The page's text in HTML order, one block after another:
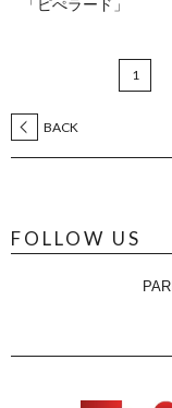
「ピぺラード」
BACK
1
FOLLOW US